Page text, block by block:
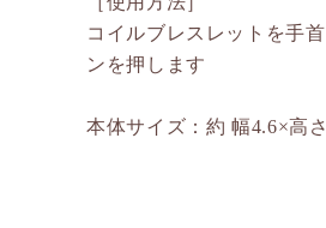
コイルブレスレットを手
ンを押します
本体サイズ：約 幅4.6×高